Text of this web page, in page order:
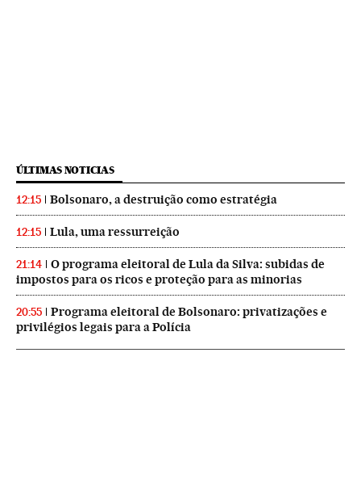
ÚLTIMAS NOTICIAS
12:15 Bolsonaro, a destruição como estratégia
12:15 Lula, uma ressurreição
21:14
O programa eleitoral de Lula da Silva: subidas de
impostos para os ricos e proteção para as minorias
20:55
Programa eleitoral de Bolsonaro: privatizações e
privilégios legais para a Polícia